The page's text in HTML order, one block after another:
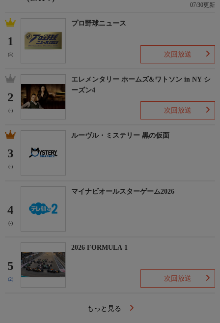
07/30更新
1
(5)
プロ野球ニュース
次回放送
2
(-)
エレメンタリー ホームズ&ワトソン in NY シ
ーズン4
次回放送
3
(-)
ルーヴル・ミステリー 黒の仮面
4
(-)
マイナビオールスターゲーム2026
5
(2)
2026 FORMULA 1
次回放送
もっと見る